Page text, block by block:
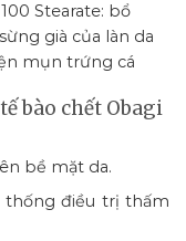
Stearate: bổ
già của làn da
mụn trứng cá
bào chết Obagi
bề mặt da.
thống điều trị thấm